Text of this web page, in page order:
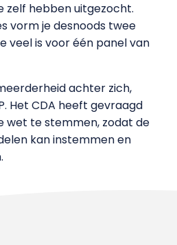
zelf hebben uitgezocht.
vorm je desnoods twee
veel is voor één panel van
achter zich,
Het CDA heeft gevraagd
wet te stemmen, zodat de
kan instemmen en